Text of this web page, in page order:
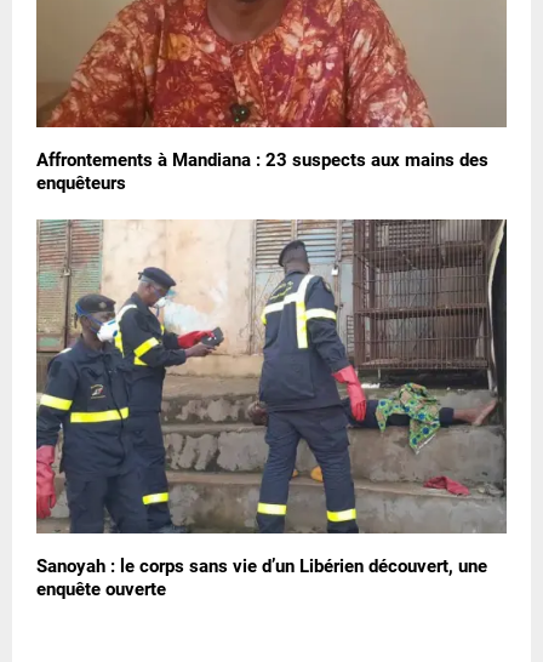
Affrontements à Mandiana : 23 suspects aux mains des
enquêteurs
Sanoyah : le corps sans vie d’un Libérien découvert, une
enquête ouverte